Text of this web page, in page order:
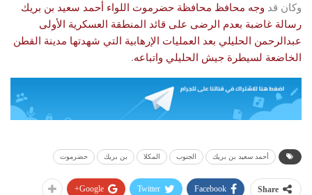
وكان قد وجه محافظ محافظة حضرموت اللواء أحمد سعيد بن بريك
رسالة غاضبة بعدم الرضى على قائد المنطقة العسكرية الأولى
عبدالرحمن الحليلي بعد العمليات الإرهابية التي شهدتها مدينة القطن
الخاضعة لسيطرة جيش الحليلي واتباعه.
أحمد سعيد بن بريك الجنوب المكلا بن بريك حضرموت
Share
Facebook
Twitter
Google+